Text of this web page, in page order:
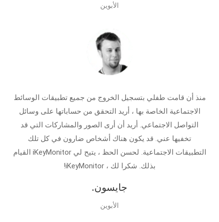
الأبوين
منذ أن قامت طفلي بتسجيل الخروج من جميع تطبيقات الوسائط
الاجتماعية الخاصة بها ، أريد التحقق من حساباتها على وسائل
التواصل الاجتماعي. أريد أن أرى الصور والمشاركات التي قد
تخفيها عني. قد يكون هناك أشخاص ضارون في كل تلك
التطبيقات الاجتماعية. لحسن الحظ ، يتيح لي iKeyMonitor القيام
بذلك. شكرا لك ، iKeyMonitor!
جايسون.
الأبوين